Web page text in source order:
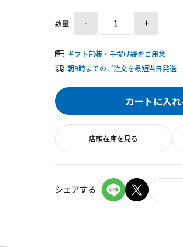
数量 - +
ギフト包装・手提げ袋をご用意
朝9時までのご注文を最短当日発送
カートに入れ
店頭在庫を見る
シェアする